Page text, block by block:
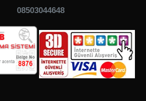
08503044648